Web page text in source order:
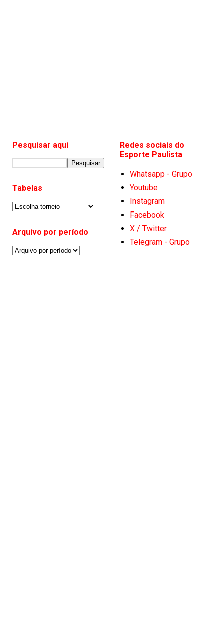
Pesquisar aqui
Tabelas
Arquivo por período
Redes sociais do
Esporte Paulista
Whatsapp - Grupo
Youtube
Instagram
Facebook
X / Twitter
Telegram - Grupo